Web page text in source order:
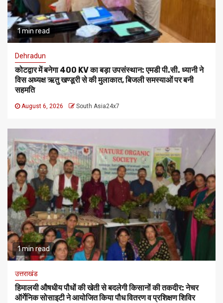
1 min read
Dehradun
कोटद्वार में बनेगा 400 KV का बड़ा उपसंस्थान: एमडी पी.सी. ध्यानी ने
विस अध्यक्ष ऋतु खण्डूरी से की मुलाकात, बिजली समस्याओं पर बनी
सहमति
August 6, 2026 South Asia24x7
1 min read
उत्तराखंड
हिमालयी औषधीय पौधों की खेती से बदलेगी किसानों की तकदीर: नेचर
ऑर्गेनिक सोसाइटी ने आयोजित किया पौध वितरण व प्रशिक्षण शिविर